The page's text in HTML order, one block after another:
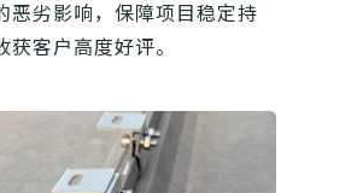
恶劣影响，保障项目稳定持
获客户高度好评。